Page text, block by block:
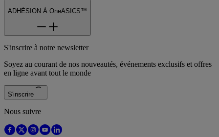
ADHÉSION À OneASICS™
S'inscrire à notre newsletter
Soyez au courant de nos nouveautés, événements exclusifs et offres
en ligne avant tout le monde
S'inscrire
Nous suivre